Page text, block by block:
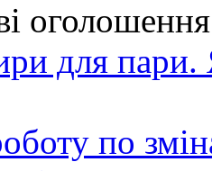
оголошення
для
по